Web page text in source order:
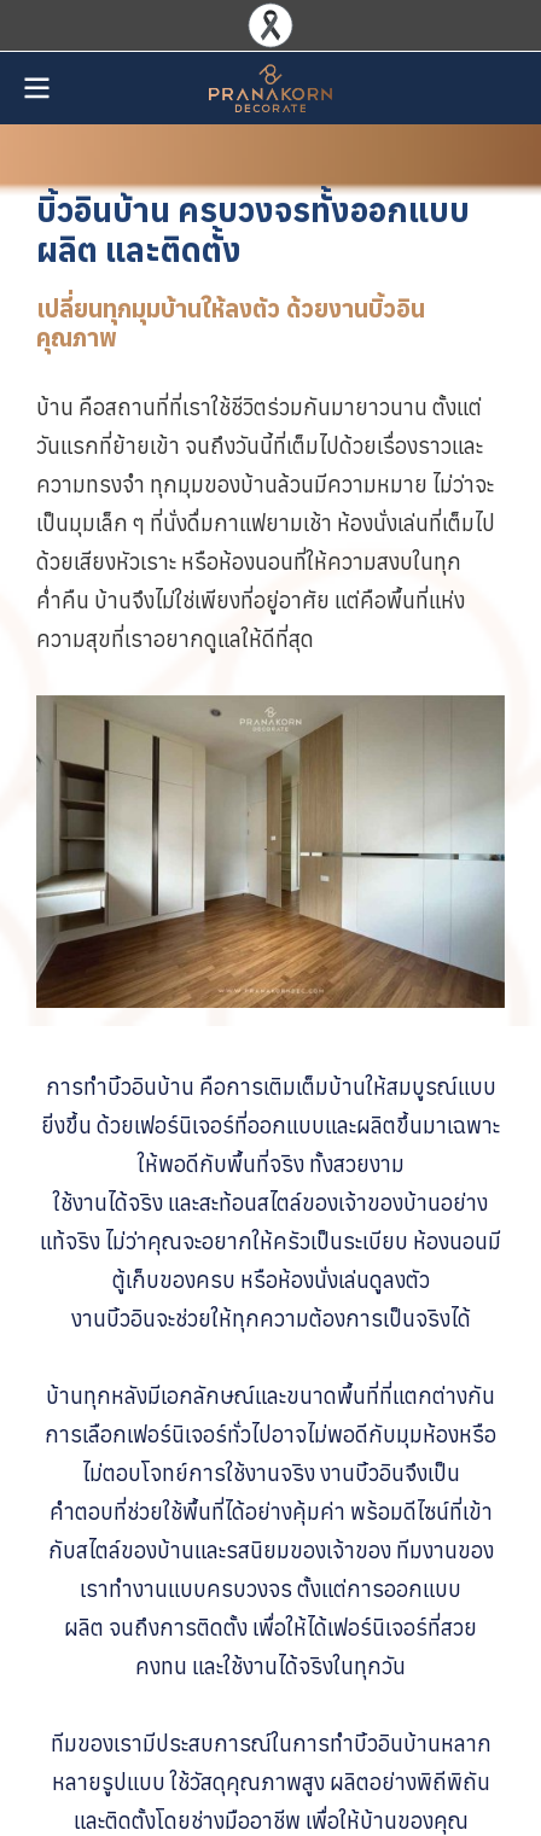
บิ้วอินบ้าน ครบวงจรทั้งออกแบบ
ผลิต และติดตั้ง
เปลี่ยนทุกมุมบ้านให้ลงตัว ด้วยงานบิ้วอิน
คุณภาพ
บ้าน คือสถานที่ที่เราใช้ชีวิตร่วมกันมายาวนาน ตั้งแต่
วันแรกที่ย้ายเข้า จนถึงวันนี้ที่เต็มไปด้วยเรื่องราวและ
ความทรงจำ ทุกมุมของบ้านล้วนมีความหมาย ไม่ว่าจะ
เป็นมุมเล็ก ๆ ที่นั่งดื่มกาแฟยามเช้า ห้องนั่งเล่นที่เต็มไป
ด้วยเสียงหัวเราะ หรือห้องนอนที่ให้ความสงบในทุก
ค่ำคืน บ้านจึงไม่ใช่เพียงที่อยู่อาศัย แต่คือพื้นที่แห่ง
ความสุขที่เราอยากดูแลให้ดีที่สุด
การทำบิ้วอินบ้าน คือการเติมเต็มบ้านให้สมบูรณ์แบบ
ยิ่งขึ้น ด้วยเฟอร์นิเจอร์ที่ออกแบบและผลิตขึ้นมาเฉพาะ
ให้พอดีกับพื้นที่จริง ทั้งสวยงาม
ใช้งานได้จริง และสะท้อนสไตล์ของเจ้าของบ้านอย่าง
แท้จริง ไม่ว่าคุณจะอยากให้ครัวเป็นระเบียบ ห้องนอนมี
ตู้เก็บของครบ หรือห้องนั่งเล่นดูลงตัว
งานบิ้วอินจะช่วยให้ทุกความต้องการเป็นจริงได้
บ้านทุกหลังมีเอกลักษณ์และขนาดพื้นที่ที่แตกต่างกัน
การเลือกเฟอร์นิเจอร์ทั่วไปอาจไม่พอดีกับมุมห้องหรือ
ไม่ตอบโจทย์การใช้งานจริง งานบิ้วอินจึงเป็น
คำตอบที่ช่วยใช้พื้นที่ได้อย่างคุ้มค่า พร้อมดีไซน์ที่เข้า
กับสไตล์ของบ้านและรสนิยมของเจ้าของ ทีมงานของ
เราทำงานแบบครบวงจร ตั้งแต่การออกแบบ
ผลิต จนถึงการติดตั้ง เพื่อให้ได้เฟอร์นิเจอร์ที่สวย
คงทน และใช้งานได้จริงในทุกวัน
ทีมของเรามีประสบการณ์ในการทำบิ้วอินบ้านหลาก
หลายรูปแบบ ใช้วัสดุคุณภาพสูง ผลิตอย่างพิถีพิถัน
และติดตั้งโดยช่างมืออาชีพ เพื่อให้บ้านของคุณ